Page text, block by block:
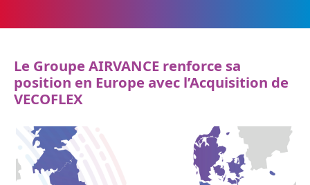
Le Groupe AIRVANCE renforce sa
position en Europe avec l’Acquisition de
VECOFLEX